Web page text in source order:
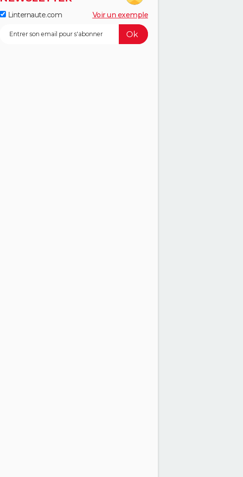
Linternaute.com Voir un exemple